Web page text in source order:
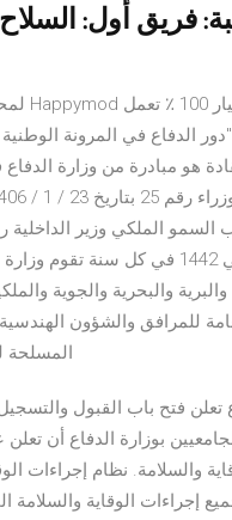
هو مبادرة من وزارة
القبول النهائي 1442 في كل
والبحرية والجوية
المسلحة
تعلن فتح باب القبول
بوزارة الدفاع أن
والسلامة. نظام إجراءات
إجراءات الوقاية والسلامة